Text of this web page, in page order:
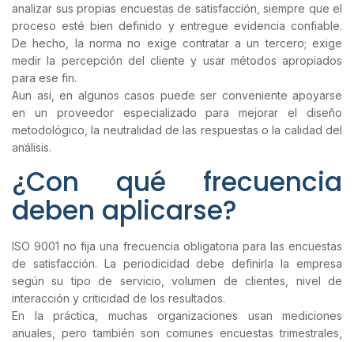
analizar sus propias encuestas de satisfacción, siempre que el
proceso esté bien definido y entregue evidencia confiable.
De hecho, la norma no exige contratar a un tercero; exige
medir la percepción del cliente y usar métodos apropiados
para ese fin.
Aun así, en algunos casos puede ser conveniente apoyarse
en un proveedor especializado para mejorar el diseño
metodológico, la neutralidad de las respuestas o la calidad del
análisis.
¿Con qué frecuencia
deben aplicarse?
ISO 9001 no fija una frecuencia obligatoria para las encuestas
de satisfacción. La periodicidad debe definirla la empresa
según su tipo de servicio, volumen de clientes, nivel de
interacción y criticidad de los resultados.
En la práctica, muchas organizaciones usan mediciones
anuales, pero también son comunes encuestas trimestrales,